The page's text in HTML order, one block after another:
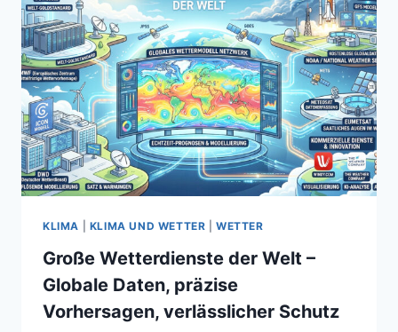
KLIMA KLIMA UND WETTER |WETTER
Große Wetterdienste der Welt –
Globale Daten, präzise
Vorhersagen, verlässlicher Schutz